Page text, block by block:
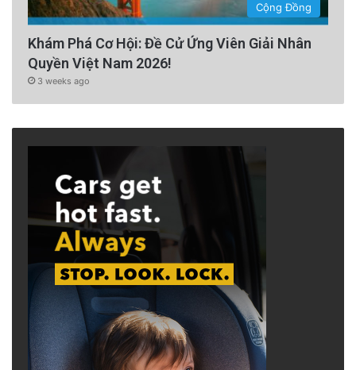
Cộng Đồng
Khám Phá Cơ Hội: Đề Cử Ứng Viên Giải Nhân
Quyền Việt Nam 2026!
3 weeks ago